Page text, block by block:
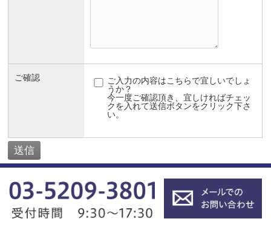
ご確認
ご入力の内容はこちらで宜しいでしょ
うか？
今一度ご確認頂き、宜しければチェッ
クを入れて送信ボタンをクリック下さ
い。
一般企業法務への対応についての関連記事はこち
ら